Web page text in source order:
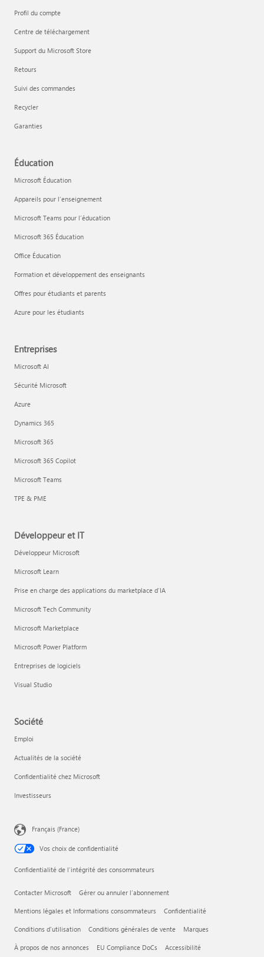
Profil du compte
Centre de téléchargement
Support du Microsoft Store
Retours
Suivi des commandes
Recycler
Garanties
Éducation
Microsoft Éducation
Appareils pour l’enseignement
Microsoft Teams pour l’éducation
Microsoft 365 Éducation
Office Éducation
Formation et développement des enseignants
Offres pour étudiants et parents
Azure pour les étudiants
Entreprises
Microsoft AI
Sécurité Microsoft
Azure
Dynamics 365
Microsoft 365
Microsoft 365 Copilot
Microsoft Teams
TPE & PME
Développeur et IT
Développeur Microsoft
Microsoft Learn
Prise en charge des applications du marketplace d’IA
Microsoft Tech Community
Microsoft Marketplace
Microsoft Power Platform
Entreprises de logiciels
Visual Studio
Société
Emploi
Actualités de la société
Confidentialité chez Microsoft
Investisseurs
Français (France)
Vos choix de confidentialité
Confidentialité de l’intégrité des consommateurs
Contacter Microsoft Gérer ou annuler l’abonnement
Mentions légales et Informations consommateurs Confidentialité
Conditions d'utilisation Conditions générales de vente Marques
À propos de nos annonces EU Compliance DoCs Accessibilité